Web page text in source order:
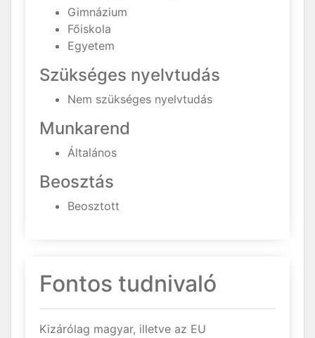
Gimnázium
Főiskola
Egyetem
Szükséges nyelvtudás
Nem szükséges nyelvtudás
Munkarend
Általános
Beosztás
Beosztott
Fontos tudnivaló
Kizárólag magyar, illetve az EU